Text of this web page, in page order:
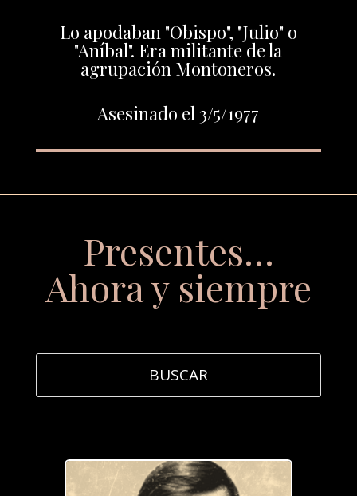
Lo apodaban "Obispo", "Julio" o
"Aníbal". Era militante de la
agrupación Montoneros.
Asesinado el 3/5/1977
Presentes…
Ahora y siempre